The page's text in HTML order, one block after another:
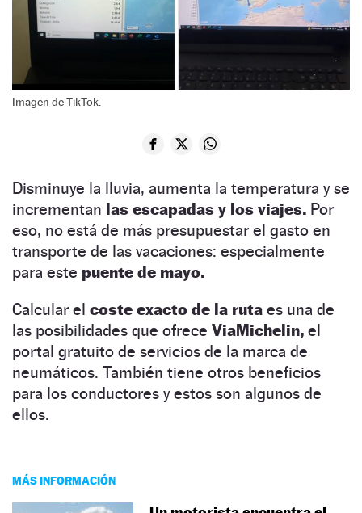
Imagen de TikTok.
Disminuye la lluvia, aumenta la temperatura y se
incrementan las escapadas y los viajes. Por
eso, no está de más presupuestar el gasto en
transporte de las vacaciones: especialmente
para este puente de mayo.
Calcular el coste exacto de la ruta es una de
las posibilidades que ofrece ViaMichelin, el
portal gratuito de servicios de la marca de
neumáticos. También tiene otros beneficios
para los conductores y estos son algunos de
ellos.
MÁS INFORMACIÓN